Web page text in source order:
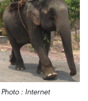
Photo : Internet